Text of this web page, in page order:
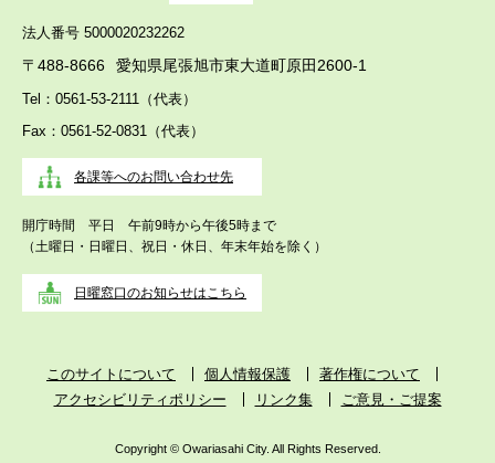
法人番号 5000020232262
〒488-8666 愛知県尾張旭市東大道町原田2600-1
Tel：0561-53-2111（代表）
Fax：0561-52-0831（代表）
各課等へのお問い合わせ先
開庁時間 平日 午前9時から午後5時まで
（土曜日・日曜日、祝日・休日、年末年始を除く）
日曜窓口のお知らせはこちら
このサイトについて 個人情報保護
著作権について
アクセシビリティポリシー
リンク集 ご意見・ご提案
Copyright © Owariasahi City. All Rights Reserved.